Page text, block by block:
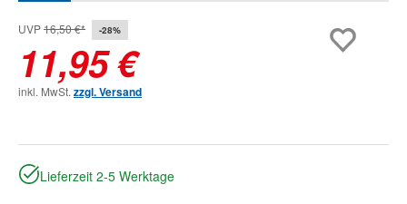
UVP16,50 €* -28%
11,95 €
inkl. MwSt. zzgl. Versand
Lieferzeit 2-5 Werktage